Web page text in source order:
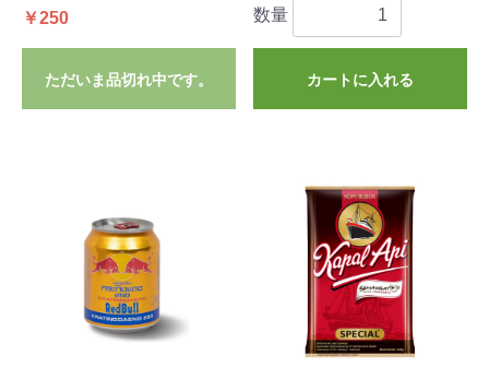
￥250
ただいま品切れ中です。
数量
カートに入れる